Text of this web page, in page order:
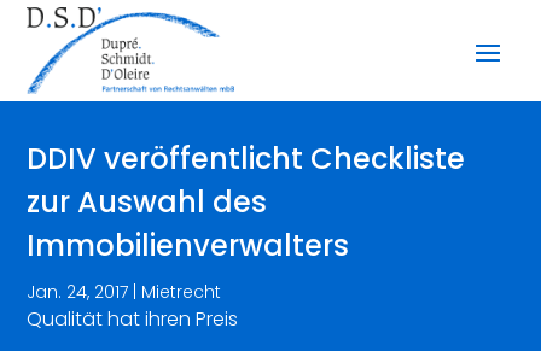
DDIV veröffentlicht Checkliste
zur Auswahl des
Immobilienverwalters
Jan. 24, 2017 | Mietrecht
Qualität hat ihren Preis